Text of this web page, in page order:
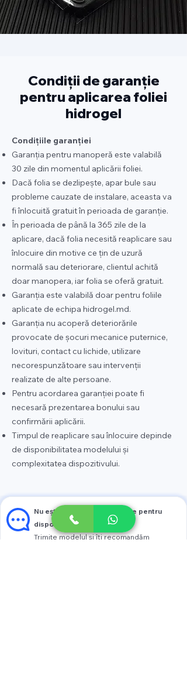
Condiții de garanție
pentru aplicarea foliei
hidrogel
Condițiile garanției
Garanția pentru manoperă este valabilă
30 zile din momentul aplicării foliei.
Dacă folia se dezlipește, apar bule sau
probleme cauzate de instalare, aceasta va
fi înlocuită gratuit în perioada de garanție.
În perioada de până la 365 zile de la
aplicare, dacă folia necesită reaplicare sau
înlocuire din motive ce țin de uzură
normală sau deteriorare, clientul achită
doar manopera, iar folia se oferă gratuit.
Garanția este valabilă doar pentru foliile
aplicate de echipa hidrogel.md.
Garanția nu acoperă deteriorările
provocate de șocuri mecanice puternice,
lovituri, contact cu lichide, utilizare
necorespunzătoare sau intervenții
realizate de alte persoane.
Pentru acordarea garanției poate fi
necesară prezentarea bonului sau
confirmării aplicării.
Timpul de reaplicare sau înlocuire depinde
de disponibilitatea modelului și
complexitatea dispozitivului.
Nu ești sigur ce se potrivește pentru
dispozitivul tău?
Trimite modelul și îți recomandăm